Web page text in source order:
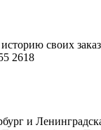
своих
2618
и